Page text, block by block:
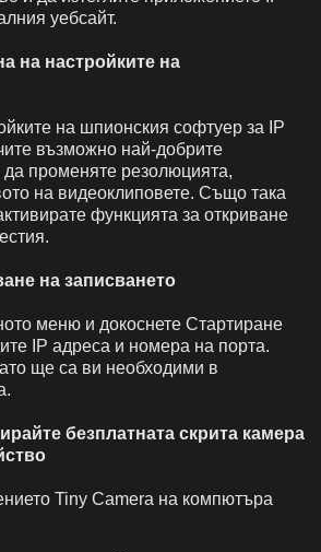
уебсайт.
на настройките на
на шпионския софтуер за IP
възможно най-добрите
да променяте резолюцията,
на видеоклиповете. Също така
функцията за откриване
на записването
меню и докоснете Стартиране
IP адреса и номера на порта.
ще са ви необходими в
безплатната скрита камера
Tiny Camera на компютъра